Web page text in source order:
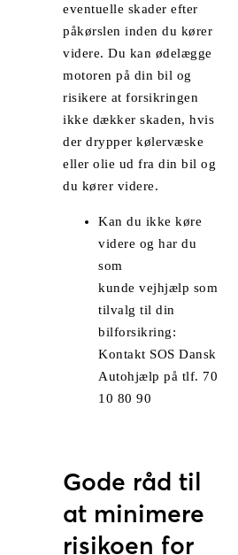
eventuelle skader efter
påkørslen inden du kører
videre. Du kan ødelægge
motoren på din bil og
risikere at forsikringen
ikke dækker skaden, hvis
der drypper kølervæske
eller olie ud fra din bil og
du kører videre.
Kan du ikke køre
videre og har du
som
kunde vejhjælp som
tilvalg til din
bilforsikring:
Kontakt SOS Dansk
Autohjælp på tlf. 70
10 80 90
Gode råd til
at minimere
risikoen for